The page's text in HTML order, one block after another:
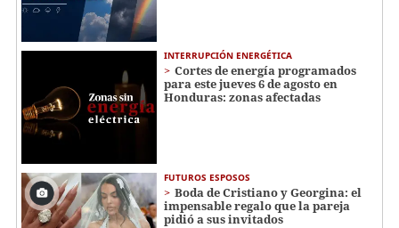
INTERRUPCIÓN ENERGÉTICA
Cortes de energía programados
para este jueves 6 de agosto en
Honduras: zonas afectadas
FUTUROS ESPOSOS
Boda de Cristiano y Georgina: el
impensable regalo que la pareja
pidió a sus invitados